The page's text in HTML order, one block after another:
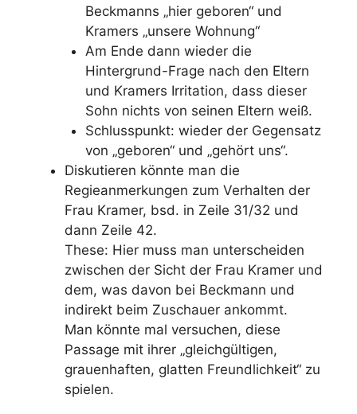
Beckmanns „hier geboren“ und
Kramers „unsere Wohnung“
Am Ende dann wieder die
Hintergrund-Frage nach den Eltern
und Kramers Irritation, dass dieser
Sohn nichts von seinen Eltern weiß.
Schlusspunkt: wieder der Gegensatz
von „geboren“ und „gehört uns“.
Diskutieren könnte man die
Regieanmerkungen zum Verhalten der
Frau Kramer, bsd. in Zeile 31/32 und
dann Zeile 42.
These: Hier muss man unterscheiden
zwischen der Sicht der Frau Kramer und
dem, was davon bei Beckmann und
indirekt beim Zuschauer ankommt.
Man könnte mal versuchen, diese
Passage mit ihrer „gleichgültigen,
grauenhaften, glatten Freundlichkeit“ zu
spielen.